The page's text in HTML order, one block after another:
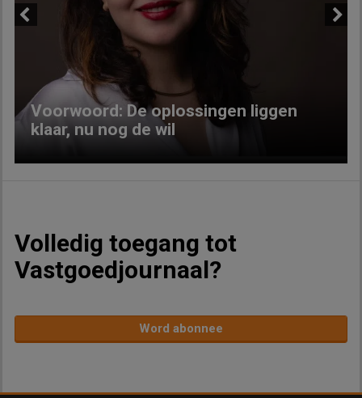
Voorwoord: De oplossingen liggen
klaar, nu nog de wil
Volledig toegang tot
Vastgoedjournaal?
Word abonnee